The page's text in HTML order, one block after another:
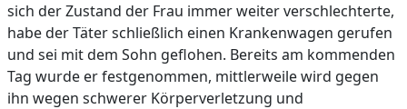
sich der Zustand der Frau immer weiter verschlechterte,
habe der Täter schließlich einen Krankenwagen gerufen
und sei mit dem Sohn geflohen. Bereits am kommenden
Tag wurde er festgenommen, mittlerweile wird gegen
ihn wegen schwerer Körperverletzung und